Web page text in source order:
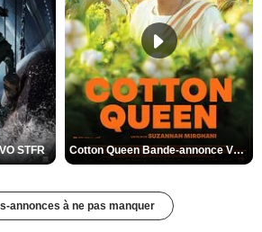
STFR Cotton Queen Bande-annonce VO STFR
annonces à ne pas manquer